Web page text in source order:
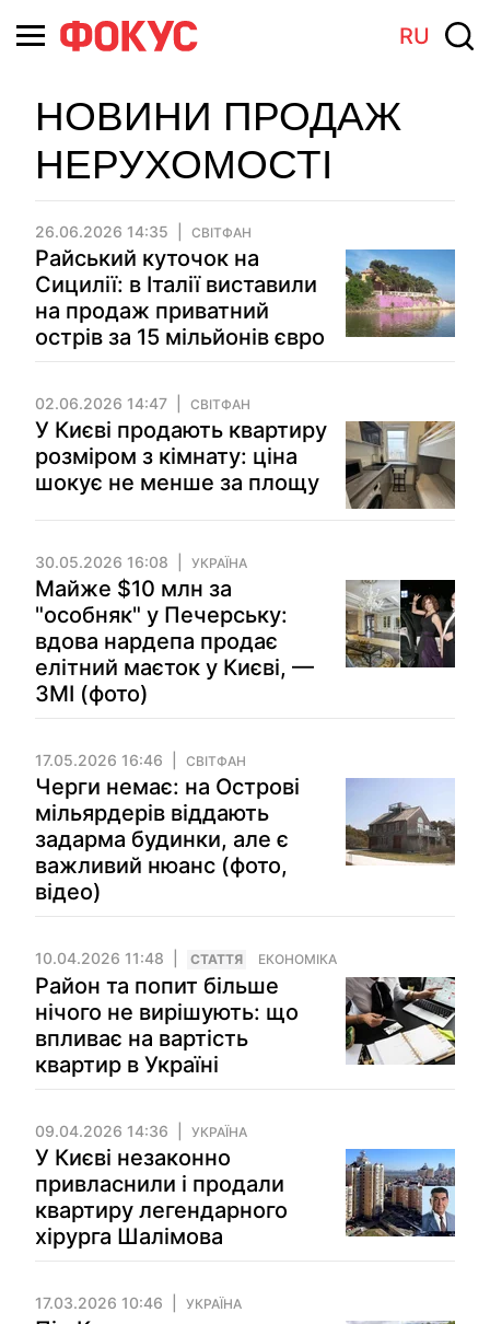
RU
НОВИНИ ПРОДАЖ
НЕРУХОМОСТІ
26.06.2026 14:35 СВІТФАН
Райський куточок на
Сицилії: в Італії виставили
на продаж приватний
острів за 15 мільйонів євро
02.06.2026 14:47 СВІТФАН
У Києві продають квартиру
розміром з кімнату: ціна
шокує не менше за площу
30.05.2026 16:08 УКРАЇНА
Майже $10 млн за
"особняк" у Печерську:
вдова нардепа продає
елітний маєток у Києві, —
ЗМІ (фото)
17.05.2026 16:46 СВІТФАН
Черги немає: на Острові
мільярдерів віддають
задарма будинки, але є
важливий нюанс (фото,
відео)
10.04.2026 11:48 СТАТТЯ ЕКОНОМІКА
Район та попит більше
нічого не вирішують: що
впливає на вартість
квартир в Україні
09.04.2026 14:36 УКРАЇНА
У Києві незаконно
привласнили і продали
квартиру легендарного
хірурга Шалімова
17.03.2026 10:46 УКРАЇНА